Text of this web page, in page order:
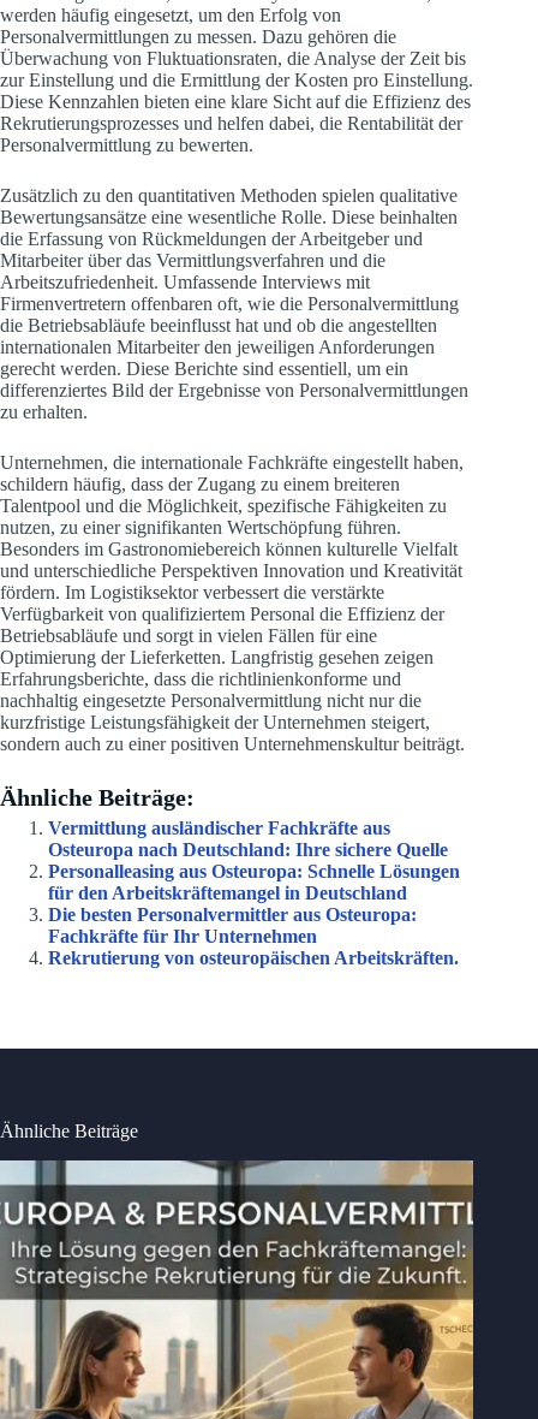
werden häufig eingesetzt, um den Erfolg von
Personalvermittlungen zu messen. Dazu gehören die
Überwachung von Fluktuationsraten, die Analyse der Zeit bis
zur Einstellung und die Ermittlung der Kosten pro Einstellung.
Diese Kennzahlen bieten eine klare Sicht auf die Effizienz des
Rekrutierungsprozesses und helfen dabei, die Rentabilität der
Personalvermittlung zu bewerten.
Zusätzlich zu den quantitativen Methoden spielen qualitative
Bewertungsansätze eine wesentliche Rolle. Diese beinhalten
die Erfassung von Rückmeldungen der Arbeitgeber und
Mitarbeiter über das Vermittlungsverfahren und die
Arbeitszufriedenheit. Umfassende Interviews mit
Firmenvertretern offenbaren oft, wie die Personalvermittlung
die Betriebsabläufe beeinflusst hat und ob die angestellten
internationalen Mitarbeiter den jeweiligen Anforderungen
gerecht werden. Diese Berichte sind essentiell, um ein
differenziertes Bild der Ergebnisse von Personalvermittlungen
zu erhalten.
Unternehmen, die internationale Fachkräfte eingestellt haben,
schildern häufig, dass der Zugang zu einem breiteren
Talentpool und die Möglichkeit, spezifische Fähigkeiten zu
nutzen, zu einer signifikanten Wertschöpfung führen.
Besonders im Gastronomiebereich können kulturelle Vielfalt
und unterschiedliche Perspektiven Innovation und Kreativität
fördern. Im Logistiksektor verbessert die verstärkte
Verfügbarkeit von qualifiziertem Personal die Effizienz der
Betriebsabläufe und sorgt in vielen Fällen für eine
Optimierung der Lieferketten. Langfristig gesehen zeigen
Erfahrungsberichte, dass die richtlinienkonforme und
nachhaltig eingesetzte Personalvermittlung nicht nur die
kurzfristige Leistungsfähigkeit der Unternehmen steigert,
sondern auch zu einer positiven Unternehmenskultur beiträgt.
Ähnliche Beiträge:
Vermittlung ausländischer Fachkräfte aus
Osteuropa nach Deutschland: Ihre sichere Quelle
Personalleasing aus Osteuropa: Schnelle Lösungen
für den Arbeitskräftemangel in Deutschland
Die besten Personalvermittler aus Osteuropa:
Fachkräfte für Ihr Unternehmen
Rekrutierung von osteuropäischen Arbeitskräften.
Ähnliche Beiträge